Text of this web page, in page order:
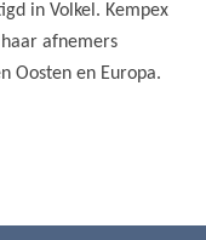
in Volkel. Kempex
afnemers
Oosten en Europa.